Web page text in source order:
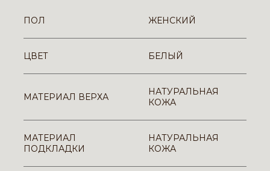
ПОЛ ЖЕНСКИЙ
ЦВЕТ БЕЛЫЙ
МАТЕРИАЛ ВЕРХА
НАТУРАЛЬНАЯ
КОЖА
МАТЕРИАЛ
ПОДКЛАДКИ
НАТУРАЛЬНАЯ
КОЖА